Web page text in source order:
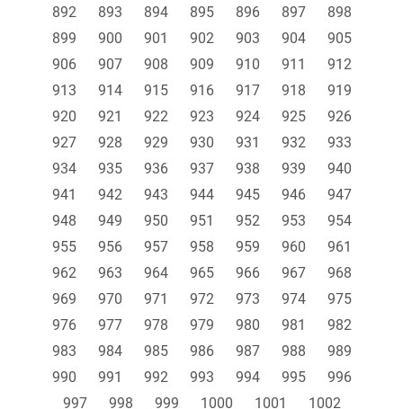
892
893 894 895 896 897
898
899
900 901 902 903 904
905
906
907 908 909 910 911
912
913
914 915 916 917 918
919
920
921 922 923 924 925
926
927
928 929 930 931 932
933
934
935 936 937 938 939
940
941
942 943 944 945 946
947
948
949 950 951 952 953
954
955
956 957 958 959 960
961
962
963 964 965 966 967
968
969
970 971 972 973 974
975
976
977 978 979 980 981
982
983
984 985 986 987 988
989
990
991 992 993 994 995
996
997
998 999 1000 1001
1002